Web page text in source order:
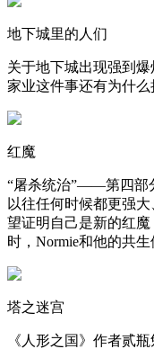
地下城里的人们
关于地下城出现强到
家业这件事还有为什
红魔
“屠杀统治”——第四部
以往任何时候都更强
望证明自己是新的红魔
时，Normie和他的共
塔之迷宫
《人形之国》作者贰